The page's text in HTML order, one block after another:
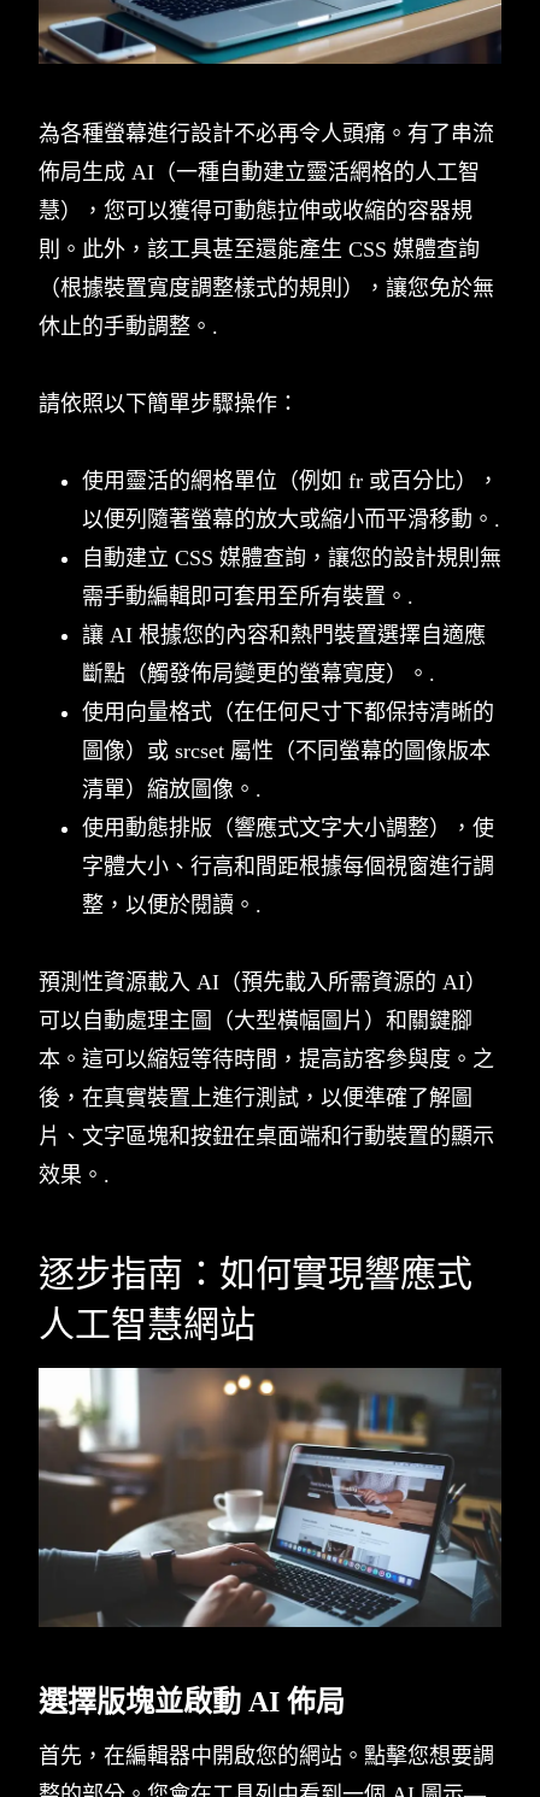
為各種螢幕進行設計不必再令人頭痛。有了串流
佈局生成 AI（一種自動建立靈活網格的人工智
慧），您可以獲得可動態拉伸或收縮的容器規
則。此外，該工具甚至還能產生 CSS 媒體查詢
（根據裝置寬度調整樣式的規則），讓您免於無
休止的手動調整。.
請依照以下簡單步驟操作：
使用靈活的網格單位（例如 fr 或百分比），
以便列隨著螢幕的放大或縮小而平滑移動。.
自動建立 CSS 媒體查詢，讓您的設計規則無
需手動編輯即可套用至所有裝置。.
讓 AI 根據您的內容和熱門裝置選擇自適應
斷點（觸發佈局變更的螢幕寬度）。.
使用向量格式（在任何尺寸下都保持清晰的
圖像）或 srcset 屬性（不同螢幕的圖像版本
清單）縮放圖像。.
使用動態排版（響應式文字大小調整），使
字體大小、行高和間距根據每個視窗進行調
整，以便於閱讀。.
預測性資源載入 AI（預先載入所需資源的 AI）
可以自動處理主圖（大型橫幅圖片）和關鍵腳
本。這可以縮短等待時間，提高訪客參與度。之
後，在真實裝置上進行測試，以便準確了解圖
片、文字區塊和按鈕在桌面端和行動裝置的顯示
效果。.
逐步指南：如何實現響應式
人工智慧網站
選擇版塊並啟動 AI 佈局
首先，在編輯器中開啟您的網站。點擊您想要調